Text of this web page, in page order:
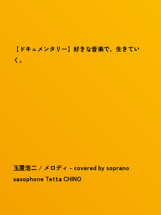
【ドキュメンタリー】好きな音楽で、生きてい
く。
玉置浩二 / メロディ - covered by soprano
saxophone Tetta CHINO